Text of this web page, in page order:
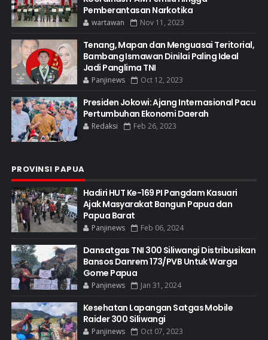
Pemberantasan Narkotika
wartawan Nov 11, 2023
Tenang, Mapan dan Menguasai Teritorial,
Bambang Ismawan Dinilai Paling Ideal
Jadi Panglima TNI
Panjinews Oct 12, 2023
Presiden Jokowi: Ajang Internasional Pacu
Pertumbuhan Ekonomi Daerah
Redaksi Feb 26, 2023
PROVINSI PAPUA
Hadiri HUT Ke-169 PI Pangdam Kasuari
Ajak Masyarakat Bangun Papua dan
Papua Barat
Panjinews Feb 06, 2024
Dansatgas TNI 300 Siliwangi Distribusikan
Bansos Danrem 173/PVB Untuk Warga
Gome Papua
Panjinews Jan 31, 2024
Kesehatan Lapangan Satgas Mobile
Raider 300 Siliwangi
Panjinews Oct 07, 2023